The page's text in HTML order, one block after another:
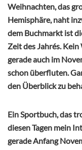
Weihnachten, das
Hemisphäre, naht
dem Buchmarkt ist
Zeit des Jahrés.
gerade auch im
schon überfluten.
den Überblick zu
Ein Sportbuch, das
diesen Tagen mein
gerade Anfang